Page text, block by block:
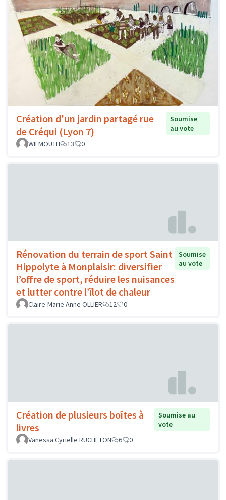
Création d'un jardin partagé rue
de Créqui (Lyon 7)
Soumise
au vote
WILMOUTH
13 0
Rénovation du terrain de sport Saint
Hippolyte à Monplaisir: diversifier
l’offre de sport, réduire les nuisances
et lutter contre l’îlot de chaleur
Soumise
au vote
Claire-Marie Anne OLLIER 12 0
Création de plusieurs boîtes à
livres
Soumise au
vote
Vanessa Cyrielle RUCHETON
6 0